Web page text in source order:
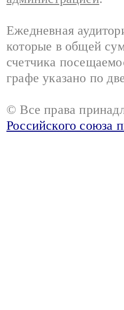
Ежедневная
которые в общей
счетчика
графе указано по
© Все права
Российского союза